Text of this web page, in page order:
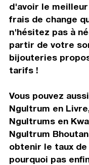
d'avoir le
frais de change
n'hésitez pas à
partir de votre
bijouteries
tarifs !
Vous pouvez
Ngultrum en
Ngultrums en
Ngultrum
obtenir le taux de
pourquoi pas